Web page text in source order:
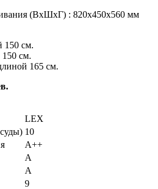
(ВхШхГ) : 820х450х560 мм
150 см.
см.
165 см.
LEX
10
А++
A
A
9